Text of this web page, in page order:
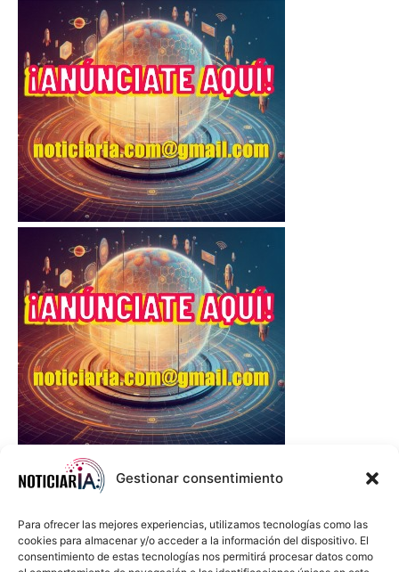
Gestionar consentimiento
Para ofrecer las mejores experiencias, utilizamos tecnologías como las
cookies para almacenar y/o acceder a la información del dispositivo. El
consentimiento de estas tecnologías nos permitirá procesar datos como